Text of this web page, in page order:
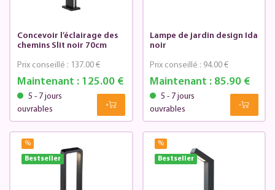
Concevoir l’éclairage des
chemins Slit noir 70cm
Maintenant :125.00 €
Prix conseillé : 137.00 €
5 - 7 jours
ouvrables
Lampe de jardin design Ida
noir
Maintenant : 85.90 €
Prix conseillé : 94.00 €
5 - 7 jours
ouvrables
%
Bestseller
%
Bestseller